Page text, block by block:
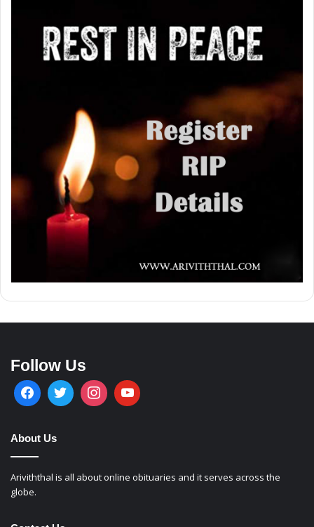
Follow Us
About Us
Ariviththal is all about online obituaries and it serves across the
globe.